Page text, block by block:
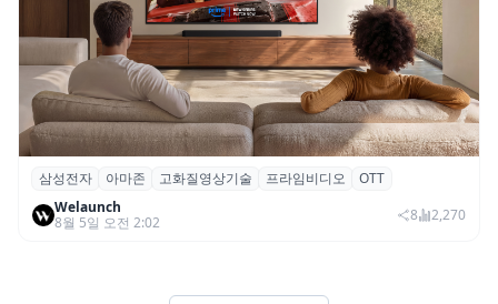
삼성전자·아마존, 프라임 비디오에 ‘HDR10+
어드밴스드’ 적용
삼성전자 아마존 고화질영상기술 프라임비디오
OTT
Welaunch
8월 5일 오전 2:02
8 2,270